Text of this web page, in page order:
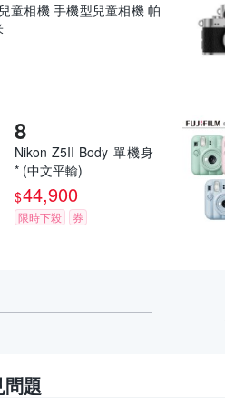
童相機 手機型兒童相機 帕
Nikon Z5II Body 單機身
* (中文平輸)
$44,900
限時下殺 券
題